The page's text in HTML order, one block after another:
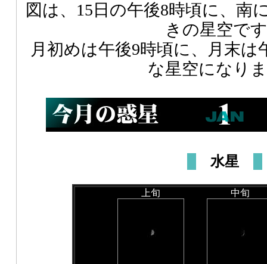
図は、15日の午後8時頃に、南
きの星空で
月初めは午後9時頃に、月末は
な星空になり
水星
上旬 中旬